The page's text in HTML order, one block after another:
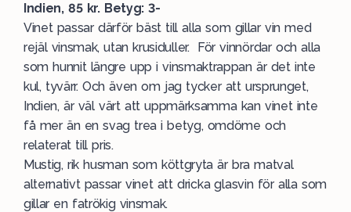
Indien, 85 kr. Betyg: 3-
Vinetpassar därför bäst till alla som gillar vin med
rejäl vinsmak, utan krusiduller. För vinnördar och alla
som hunnit längre upp i vinsmaktrappan är det inte
kul, tyvärr. Och även om jag tycker att ursprunget,
Indien, är väl värt att uppmärksamma kan vinet inte
få mer än en svag trea i betyg, omdöme och
relaterat till pris.
Mustig, rik husman som köttgryta är bra matval
alternativt passar vinet att dricka glasvin för alla som
gillar en fatrökig vinsmak.